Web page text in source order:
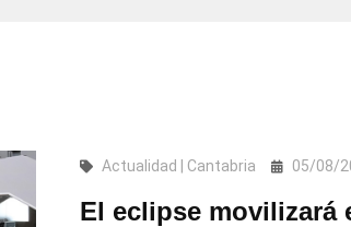
Actualidad | Cantabria 05/08/
El eclipse movilizará